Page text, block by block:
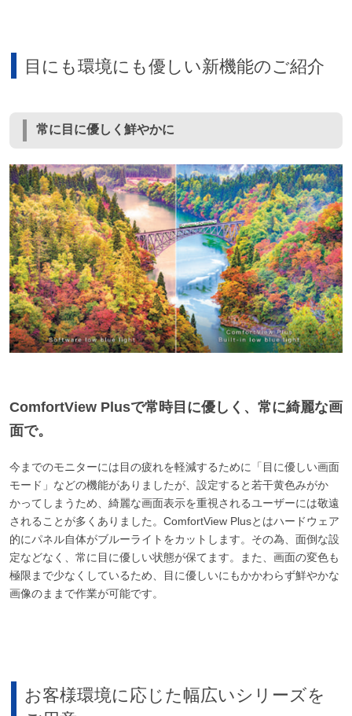
目にも環境にも優しい新機能のご紹介
常に目に優しく鮮やかに
ComfortView Plusで常時目に優しく、常に綺麗な画
面で。
今までのモニターには目の疲れを軽減するために「目に優しい画面
モード」などの機能がありましたが、設定すると若干黄色みがか
かってしまうため、綺麗な画面表示を重視されるユーザーには敬遠
されることが多くありました。ComfortView Plusとはハードウェア
的にパネル自体がブルーライトをカットします。その為、面倒な設
定などなく、常に目に優しい状態が保てます。また、画面の変色も
極限まで少なくしているため、目に優しいにもかかわらず鮮やかな
画像のままで作業が可能です。
お客様環境に応じた幅広いシリーズを